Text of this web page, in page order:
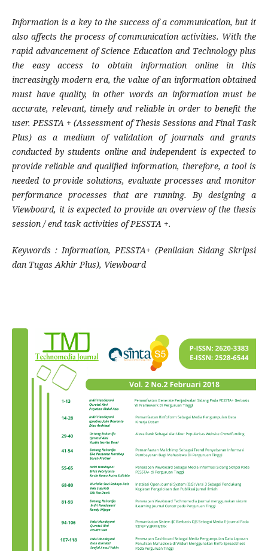
Information is a key to the success of a communication, but it
also affects the process of communication activities. With the
rapid advancement of Science Education and Technology plus
the easy access to obtain information online in this
increasingly modern era, the value of an information obtained
must have quality, in other words an information must be
accurate, relevant, timely and reliable in order to benefit the
user. PESSTA + (Assessment of Thesis Sessions and Final Task
Plus) as a medium of validation of journals and grants
conducted by students online and independent is expected to
provide reliable and qualified information, therefore, a tool is
needed to provide solutions, evaluate processes and monitor
performance processes that are running. By designing a
Viewboard, it is expected to provide an overview of the thesis
session / end task activities of PESSTA +.
Keywords : Information, PESSTA+ (Penilaian Sidang Skripsi
dan Tugas Akhir Plus), Viewboard